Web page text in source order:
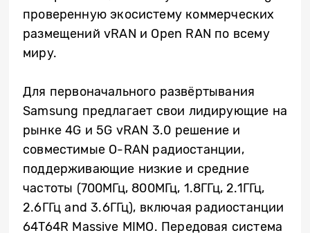
проверенную экосистему коммерческих
размещений vRAN и Open RAN по всему
миру.
Для первоначального развёртывания
Samsung предлагает свои лидирующие на
рынке 4G и 5G vRAN 3.0 решение и
совместимые O-RAN радиостанции,
поддерживающие низкие и средние
частоты (700МГц, 800МГц, 1.8ГГц, 2.1ГГц,
2.6ГГц and 3.6ГГц), включая радиостанции
64T64R Massive MIMO. Передовая система